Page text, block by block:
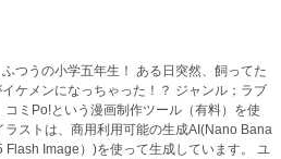
つうの小学五年生！ ある日突然、飼ってた
ンになっちゃった！？ ジャンル；ラブ
ラストは、商用利用可能の生成AI(Nano Bana
Image）)を使って生成しています。 ユ